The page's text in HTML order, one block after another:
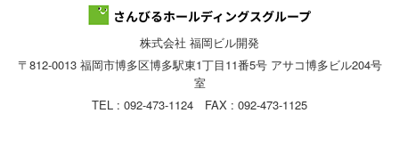
株式会社 福岡ビル開発
〒812-0013 福岡市博多区博多駅東1丁目11番5号 アサコ博多ビル204号
室
TEL : 092-473-1124 FAX : 092-473-1125